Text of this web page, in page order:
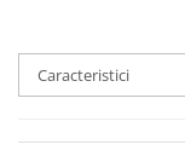
Caracteristici